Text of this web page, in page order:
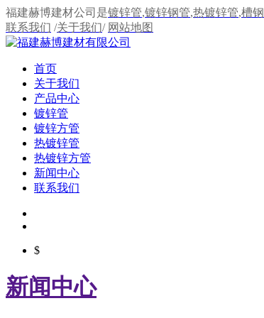
福建赫博建材公司是镀锌管,镀锌钢管,热镀锌管,槽钢
联系我们 /关于我们/ 网站地图
首页
关于我们
产品中心
镀锌管
镀锌方管
热镀锌管
热镀锌方管
新闻中心
联系我们
$
新闻中心